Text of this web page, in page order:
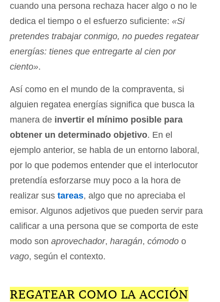
cuando una persona rechaza hacer algo o no le
dedica el tiempo o el esfuerzo suficiente: «Si
pretendes trabajar conmigo, no puedes regatear
energías: tienes que entregarte al cien por
ciento».
Así como en el mundo de la compraventa, si
alguien regatea energías significa que busca la
manera de invertir el mínimo posible para
obtener un determinado objetivo. En el
ejemplo anterior, se habla de un entorno laboral,
por lo que podemos entender que el interlocutor
pretendía esforzarse muy poco a la hora de
realizar sus tareas, algo que no apreciaba el
emisor. Algunos adjetivos que pueden servir para
calificar a una persona que se comporta de este
modo son aprovechador, haragán, cómodo o
vago, según el contexto.
REGATEAR COMO LA ACCIÓN